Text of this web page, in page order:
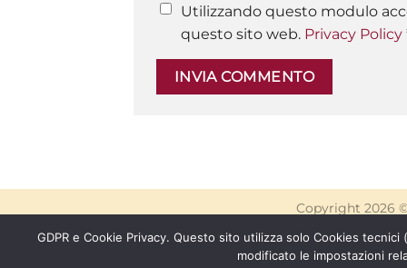
Utilizzando questo modulo
questo sito web. Privacy Policy
Copyright 2026
GDPR e Cookie Privacy. Questo sito utilizza solo Cookies
modificato le impostazioni